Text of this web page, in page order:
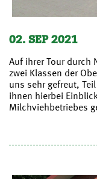
02. SEP 2021
Auf ihrer Tour durch
zwei Klassen der
uns sehr gefreut,
ihnen hierbei
Milchviehbetriebes